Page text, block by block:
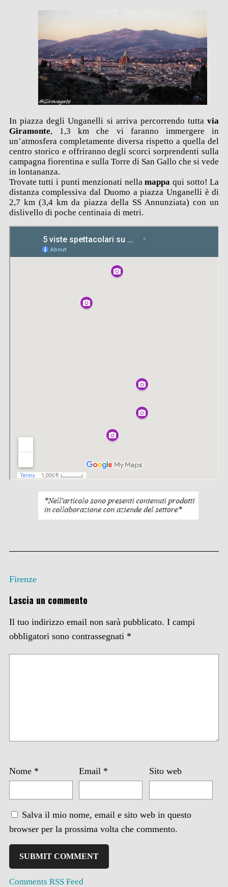
In piazza degli Unganelli si arriva percorrendo tuttavia
Giramonte, 1,3 km che vi faranno immergere in
un’atmosfera completamente diversa rispetto a quella del
centro storico e offriranno degli scorci sorprendenti sulla
campagna fiorentina e sulla Torre di San Gallo che si vede
in lontananza.
Trovate tutti i punti menzionati nellamappaqui sotto! La
distanza complessiva dal Duomo a piazza Unganelli è di
2,7 km (3,4 km da piazza della SS Annunziata) con un
dislivello di poche centinaia di metri.
Firenze
Lascia un commento
Il tuo indirizzo email non sarà pubblicato. I campi
obbligatori sono contrassegnati *
Nome * Email * Sito web
Salva il mio nome, email e sito web in questo
browser per la prossima volta che commento.
Comments RSS Feed